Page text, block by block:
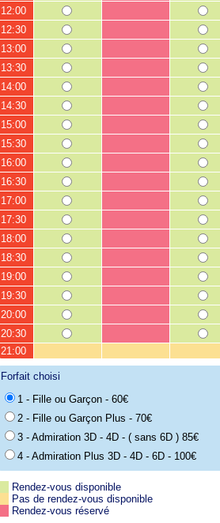
12:00
12:30
13:00
13:30
14:00
14:30
15:00
15:30
16:00
16:30
17:00
17:30
18:00
18:30
19:00
19:30
20:00
20:30
21:00
Forfait choisi
1 - Fille ou Garçon - 60€
2 - Fille ou Garçon Plus - 70€
3 - Admiration 3D - 4D - ( sans 6D ) 85€
4 - Admiration Plus 3D - 4D - 6D - 100€
Rendez-vous disponible
Pas de rendez-vous disponible
Rendez-vous réservé